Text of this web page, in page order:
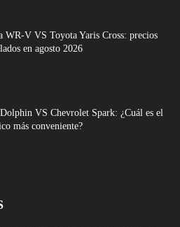
WR-V VS Toyota Yaris Cross: precios
en agosto 2026
VS Chevrolet Spark: ¿Cuál es el
más conveniente?